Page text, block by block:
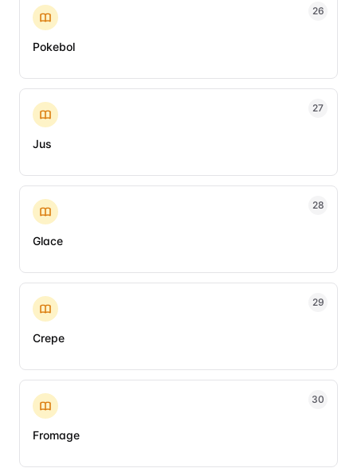
26
Pokebol
27
Jus
28
Glace
29
Crepe
30
Fromage